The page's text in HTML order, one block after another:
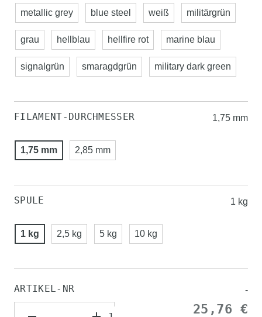
metallic grey blue steel weiß militärgrün
grau hellblau hellfire rot marine blau
signalgrün smaragdgrün military dark green
FILAMENT-DURCHMESSER 1,75 mm
1,75 mm 2,85 mm
SPULE 1 kg
1 kg 2,5 kg 5 kg 10 kg
ARTIKEL-NR -
25,76 €